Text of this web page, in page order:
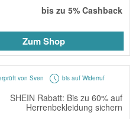
bis zu 5% Cashback
Zum Shop
von Sven bis auf Widerruf
SHEIN Rabatt: Bis zu 60% auf
Herrenbekleidung sichern